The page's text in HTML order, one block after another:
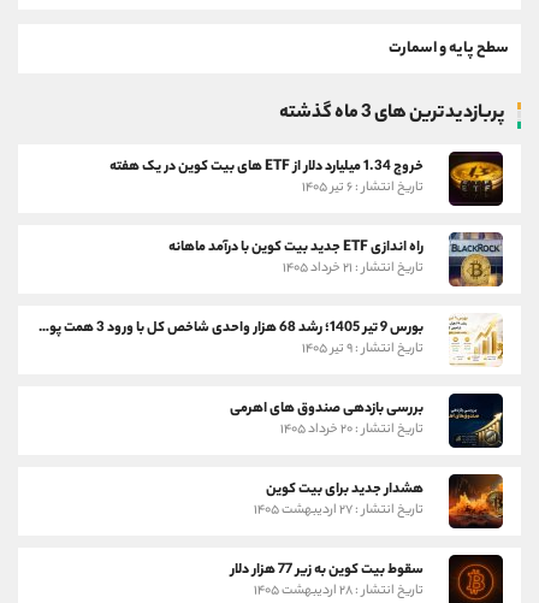
سطح پایه و اسمارت
پربازدیدترین های 3 ماه گذشته
خروج 1.34 میلیارد دلار از ETF های بیت کوین در یک هفته
تاریخ انتشار : ۶ تیر ۱۴۰۵
راه اندازی ETF جدید بیت کوین با درآمد ماهانه
تاریخ انتشار : ۲۱ خرداد ۱۴۰۵
بورس 9 تیر 1405؛ رشد 68 هزار واحدی شاخص کل با ورود 3 همت پول حقیقی
تاریخ انتشار : ۹ تیر ۱۴۰۵
بررسی بازدهی صندوق های اهرمی
تاریخ انتشار : ۲۰ خرداد ۱۴۰۵
هشدار جدید برای بیت کوین
تاریخ انتشار : ۲۷ اردیبهشت ۱۴۰۵
سقوط بیت کوین به زیر 77 هزار دلار
تاریخ انتشار : ۲۸ اردیبهشت ۱۴۰۵